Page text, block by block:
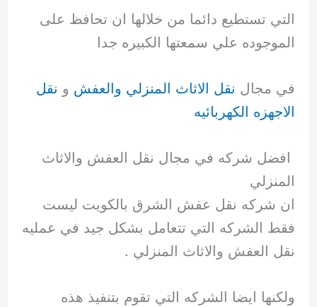
التي تستطيع دائما من خلالها ان تحافظ على
الموجوده علي سمعتها الكبيره جدا
في مجال نقل الاثاث المنزلي والعفش و نقل
الاجهزه الكهربائيه
افضل شركه في مجال نقل العفش والاثاث
المنزلي
ان شركه نقل عفش الشرق بالكويت ليست
فقط الشركه التي تتعامل بشكل جيد في عمليه
نقل العفش والاثاث المنزلي .
ولكنها ايضا الشركه التي تقوم بتنفيذ هذه